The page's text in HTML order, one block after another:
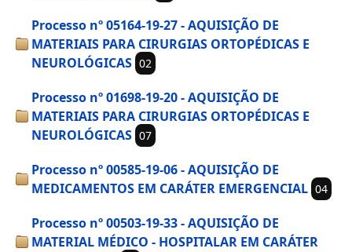
Processo nº 05164-19-27 - AQUISIÇÃO DE
MATERIAIS PARA CIRURGIAS ORTOPÉDICAS E
NEUROLÓGICAS 02
Processo nº 01698-19-20 - AQUISIÇÃO DE
MATERIAIS PARA CIRURGIAS ORTOPÉDICAS E
NEUROLÓGICAS 07
Processo nº 00585-19-06 - AQUISIÇÃO DE
MEDICAMENTOS EM CARÁTER EMERGENCIAL 04
Processo nº 00503-19-33 - AQUISIÇÃO DE
MATERIAL MÉDICO - HOSPITALAR EM CARÁTER